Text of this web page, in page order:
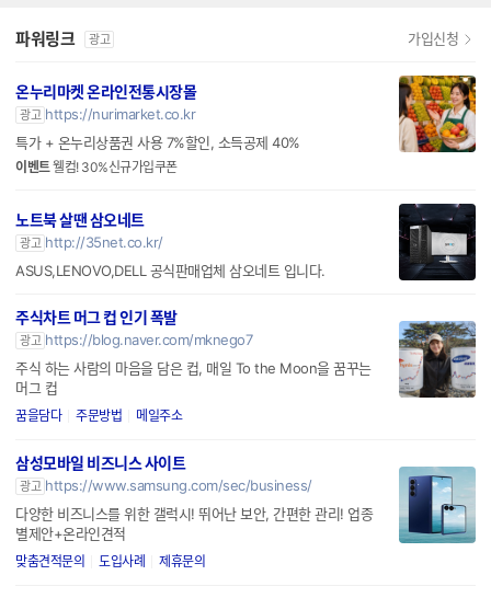
파워링크 광고 가입신청
온누리마켓 온라인전통시장몰
광고 https://nurimarket.co.kr
특가 + 온누리상품권 사용 7%할인, 소득공제 40%
이벤트웰컴! 30%신규가입쿠폰
노트북 살땐 삼오네트
광고 http://35net.co.kr/
ASUS,LENOVO,DELL 공식판매업체 삼오네트 입니다.
주식차트 머그 컵 인기 폭발
광고 https://blog.naver.com/mknego7
주식 하는 사람의 마음을 담은 컵, 매일 To the Moon을 꿈꾸는
머그 컵
꿈을담다 주문방법 메일주소
삼성모바일 비즈니스 사이트
광고 https://www.samsung.com/sec/business/
다양한 비즈니스를 위한 갤럭시! 뛰어난 보안, 간편한 관리! 업종
별제안+온라인견적
맞춤견적문의 도입사례 제휴문의